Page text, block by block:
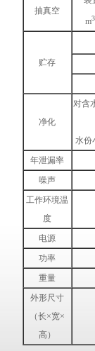
抽真空
m3
贮存
净化
对含
水份
年泄漏率
噪声
工作环境温
度
电源
功率
重量
外形尺寸
（长×宽×
高）